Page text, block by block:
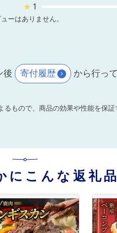
★ 1
ーはありません。
後 寄付履歴 から行っ
もので、商品の効果や性能を保証
こんな返礼